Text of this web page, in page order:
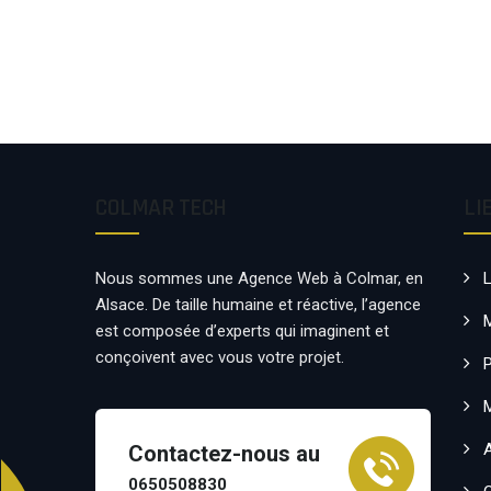
Nous sommes une Agence Web à Colmar, en
Alsace. De taille humaine et réactive, l’agence
est composée d’experts qui imaginent et
conçoivent avec vous votre projet.
Contactez-nous au
0650508830